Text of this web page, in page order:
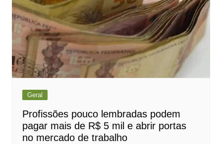
Geral
Profissões pouco lembradas podem
pagar mais de R$ 5 mil e abrir portas
no mercado de trabalho